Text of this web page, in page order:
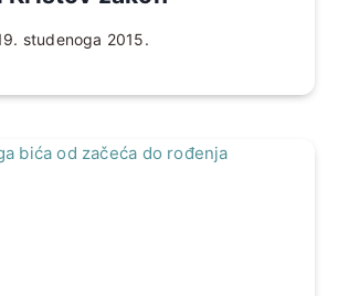
studenoga 2015.